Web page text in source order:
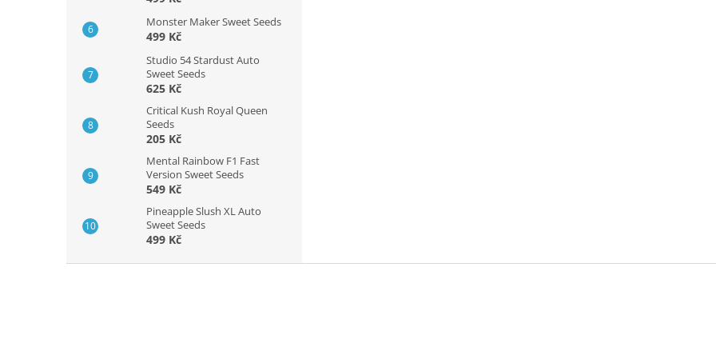
Monster Maker Sweet Seeds
499 Kč
Studio 54 Stardust Auto
Sweet Seeds
625 Kč
Critical Kush Royal Queen
Seeds
205 Kč
Mental Rainbow F1 Fast
Version Sweet Seeds
549 Kč
Pineapple Slush XL Auto
Sweet Seeds
499 Kč